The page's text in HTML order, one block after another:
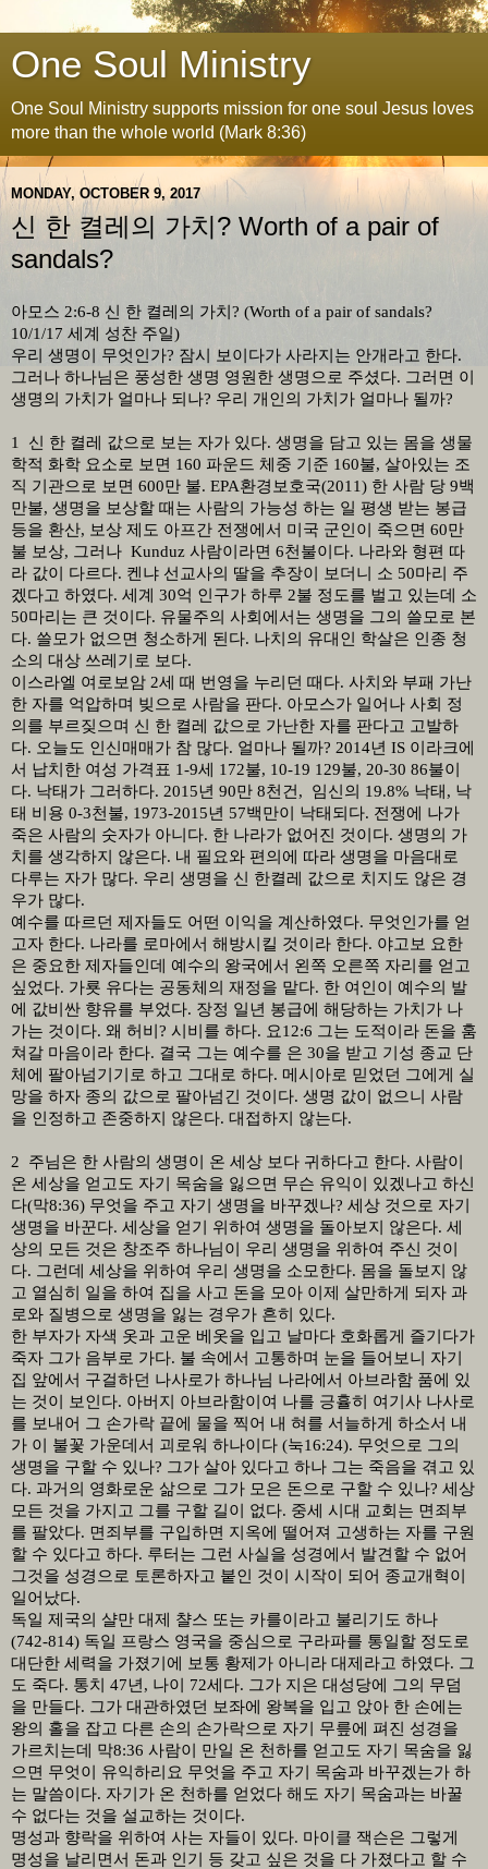
One Soul Ministry
One Soul Ministry supports mission for one soul Jesus loves
more than the whole world (Mark 8:36)
MONDAY, OCTOBER 9, 2017
신 한 켤레의 가치? Worth of a pair of
sandals?
아모스 2:6-8 신 한 켤레의 가치 ? (Worth of a pair of sandals?
10/1/17 세계 성찬 주일)
우리 생명이 무엇인가? 잠시 보이다가 사라지는 안개라고 한다.
그러나 하나님은 풍성한 생명 영원한 생명으로 주셨다. 그러면 이
생명의 가치가 얼마나 되나? 우리 개인의 가치가 얼마나 될까?
1 신 한 켤레 값으로 보는 자가 있다. 생명을 담고 있는 몸을 생물
학적 화학 요소로 보면 160 파운드 체중 기준 160불, 살아있는 조
직 기관으로 보면 600만 불. EPA환경보호국(2011) 한 사람 당 9백
만불, 생명을 보상할 때는 사람의 가능성 하는 일 평생 받는 봉급
등을 환산, 보상 제도 아프간 전쟁에서 미국 군인이 죽으면 60만
불 보상, 그러나 Kunduz 사람이라면 6천불이다. 나라와 형편 따
라 값이 다르다. 켄냐 선교사의 딸을 추장이 보더니 소 50마리 주
겠다고 하였다. 세계 30억 인구가 하루 2불 정도를 벌고 있는데 소
50마리는 큰 것이다. 유물주의 사회에서는 생명을 그의 쓸모로 본
다. 쓸모가 없으면 청소하게 된다. 나치의 유대인 학살은 인종 청
소의 대상 쓰레기로 보다.
이스라엘 여로보암 2세 때 번영을 누리던 때다. 사치와 부패 가난
한 자를 억압하며 빚으로 사람을 판다. 아모스가 일어나 사회 정
의를 부르짖으며 신 한 켤레 값으로 가난한 자를 판다고 고발하
다. 오늘도 인신매매가 참 많다. 얼마나 될까? 2014년 IS 이라크에
서 납치한 여성 가격표 1-9세 172불, 10-19 129불, 20-30 86불이
다. 낙태가 그러하다. 2015년 90만 8천건 , 임신의 19.8% 낙태 , 낙
태 비용 0-3천불, 1973-2015년 57백만이 낙태되다. 전쟁에 나가
죽은 사람의 숫자가 아니다. 한 나라가 없어진 것이다. 생명의 가
치를 생각하지 않은다. 내 필요와 편의에 따라 생명을 마음대로
다루는 자가 많다. 우리 생명을 신 한켤레 값으로 치지도 않은 경
우가 많다.
예수를 따르던 제자들도 어떤 이익을 계산하였다. 무엇인가를 얻
고자 한다. 나라를 로마에서 해방시킬 것이라 한다. 야고보 요한
은 중요한 제자들인데 예수의 왕국에서 왼쪽 오른쪽 자리를 얻고
싶었다. 가룟 유다는 공동체의 재정을 맡다. 한 여인이 예수의 발
에 값비싼 향유를 부었다. 장정 일년 봉급에 해당하는 가치가 나
가는 것이다. 왜 허비 ? 시비를 하다. 요12:6 그는 도적이라 돈을 훔
쳐갈 마음이라 한다. 결국 그는 예수를 은 30을 받고 기성 종교 단
체에 팔아넘기기로 하고 그대로 하다. 메시아로 믿었던 그에게 실
망을 하자 종의 값으로 팔아넘긴 것이다. 생명 값이 없으니 사람
을 인정하고 존중하지 않은다. 대접하지 않는다.
2 주님은 한 사람의 생명이 온 세상 보다 귀하다고 한다. 사람이
온 세상을 얻고도 자기 목숨을 잃으면 무슨 유익이 있겠나고 하신
다(막8:36) 무엇을 주고 자기 생명을 바꾸겠나? 세상 것으로 자기
생명을 바꾼다. 세상을 얻기 위하여 생명을 돌아보지 않은다. 세
상의 모든 것은 창조주 하나님이 우리 생명을 위하여 주신 것이
다. 그런데 세상을 위하여 우리 생명을 소모한다. 몸을 돌보지 않
고 열심히 일을 하여 집을 사고 돈을 모아 이제 살만하게 되자 과
로와 질병으로 생명을 잃는 경우가 흔히 있다.
한 부자가 자색 옷과 고운 베옷을 입고 날마다 호화롭게 즐기다가
죽자 그가 음부로 가다. 불 속에서 고통하며 눈을 들어보니 자기
집 앞에서 구걸하던 나사로가 하나님 나라에서 아브라함 품에 있
는 것이 보인다. 아버지 아브라함이여 나를 긍휼히 여기사 나사로
를 보내어 그 손가락 끝에 물을 찍어 내 혀를 서늘하게 하소서 내
가 이 불꽃 가운데서 괴로워 하나이다 (눅16:24). 무엇으로 그의
생명을 구할 수 있나? 그가 살아 있다고 하나 그는 죽음을 겪고 있
다. 과거의 영화로운 삶으로 그가 모은 돈으로 구할 수 있나? 세상
모든 것을 가지고 그를 구할 길이 없다. 중세 시대 교회는 면죄부
를 팔았다. 면죄부를 구입하면 지옥에 떨어져 고생하는 자를 구원
할 수 있다고 하다. 루터는 그런 사실을 성경에서 발견할 수 없어
그것을 성경으로 토론하자고 붙인 것이 시작이 되어 종교개혁이
일어났다.
독일 제국의 샬만 대제 챨스 또는 카를이라고 불리기도 하나
(742-814) 독일 프랑스 영국을 중심으로 구라파를 통일할 정도로
대단한 세력을 가졌기에 보통 황제가 아니라 대제라고 하였다. 그
도 죽다. 통치 47년 , 나이 72세다. 그가 지은 대성당에 그의 무덤
을 만들다. 그가 대관하였던 보좌에 왕복을 입고 앉아 한 손에는
왕의 홀을 잡고 다른 손의 손가락으로 자기 무릎에 펴진 성경을
가르치는데 막8:36 사람이 만일 온 천하를 얻고도 자기 목숨을 잃
으면 무엇이 유익하리요 무엇을 주고 자기 목숨과 바꾸겠는가 하
는 말씀이다. 자기가 온 천하를 얻었다 해도 자기 목숨과는 바꿀
수 없다는 것을 설교하는 것이다.
명성과 향락을 위하여 사는 자들이 있다. 마이클 잭슨은 그렇게
명성을 날리면서 돈과 인기 등 갖고 싶은 것을 다 가졌다고 할 수